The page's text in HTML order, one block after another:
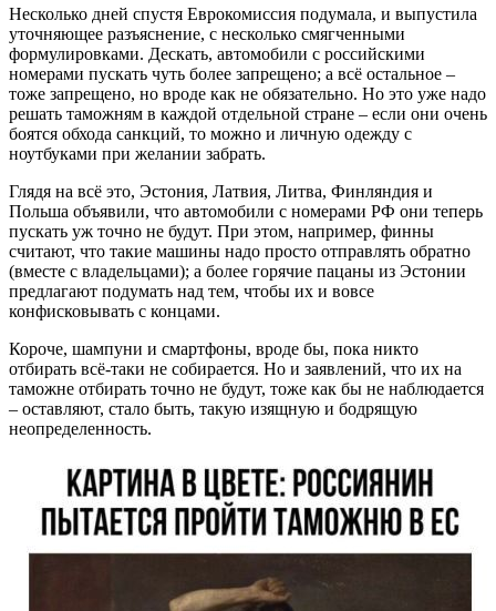
Несколько дней спустя Еврокомиссия подумала, и выпустила
уточняющее разъяснение, с несколько смягченными
формулировками. Дескать, автомобили с российскими
номерами пускать чуть более запрещено; а всё остальное –
тоже запрещено, но вроде как не обязательно. Но это уже надо
решать таможням в каждой отдельной стране – если они очень
боятся обхода санкций, то можно и личную одежду с
ноутбуками при желании забрать.
Глядя на всё это, Эстония, Латвия, Литва, Финляндия и
Польша объявили, что автомобили с номерами РФ они теперь
пускать уж точно не будут. При этом, например, финны
считают, что такие машины надо просто отправлять обратно
(вместе с владельцами); а более горячие пацаны из Эстонии
предлагают подумать над тем, чтобы их и вовсе
конфисковывать с концами.
Короче, шампуни и смартфоны, вроде бы, пока никто
отбирать всё-таки не собирается. Но и заявлений, что их на
таможне отбирать точно не будут, тоже как бы не наблюдается
– оставляют, стало быть, такую изящную и бодрящую
неопределенность.